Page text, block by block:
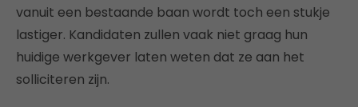
vanuit een bestaande baan wordt toch een stukje
lastiger. Kandidaten zullen vaak niet graag hun
huidige werkgever laten weten dat ze aan het
solliciteren zijn.